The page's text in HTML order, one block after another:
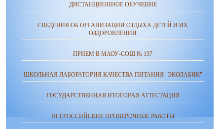
ДИСТАНЦИОННОЕ ОБУЧЕНИЕ
СВЕДЕНИЯ ОБ ОРГАНИЗАЦИИ ОТДЫХА ДЕТЕЙ И ИХ
ОЗДОРОВЛЕНИИ
ПРИЕМ В МАОУ-СОШ № 137
ШКОЛЬНАЯ ЛАБОРАТОРИЯ КАЧЕСТВА ПИТАНИЯ "ЭКОЛАБИК"
ГОСУДАРСТВЕННАЯ ИТОГОВАЯ АТТЕСТАЦИЯ
ВСЕРОССИЙСКИЕ ПРОВЕРОЧНЫЕ РАБОТЫ